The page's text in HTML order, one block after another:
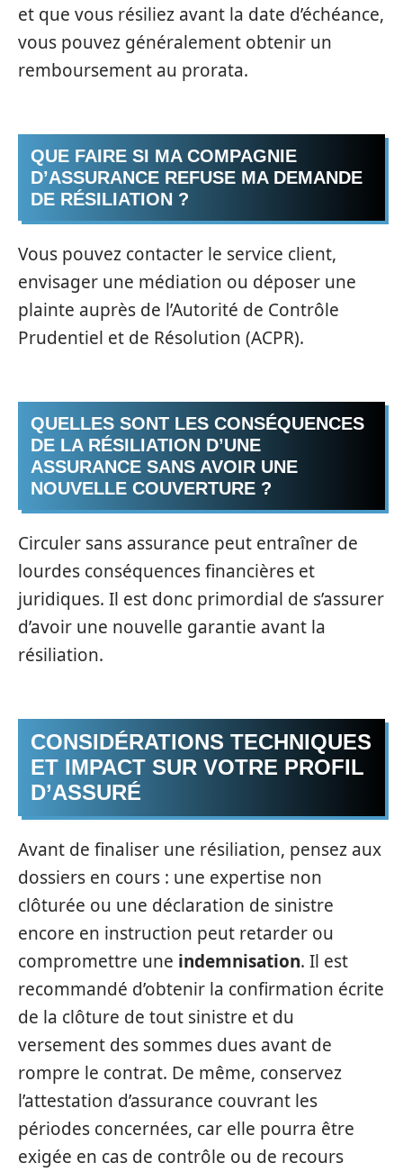
et que vous résiliez avant la date d’échéance,
vous pouvez généralement obtenir un
remboursement au prorata.
QUE FAIRE SI MA COMPAGNIE
D’ASSURANCE REFUSE MA DEMANDE
DE RÉSILIATION ?
Vous pouvez contacter le service client,
envisager une médiation ou déposer une
plainte auprès de l’Autorité de Contrôle
Prudentiel et de Résolution (ACPR).
QUELLES SONT LES CONSÉQUENCES
DE LA RÉSILIATION D’UNE
ASSURANCE SANS AVOIR UNE
NOUVELLE COUVERTURE ?
Circuler sans assurance peut entraîner de
lourdes conséquences financières et
juridiques. Il est donc primordial de s’assurer
d’avoir une nouvelle garantie avant la
résiliation.
CONSIDÉRATIONS TECHNIQUES
ET IMPACT SUR VOTRE PROFIL
D’ASSURÉ
Avant de finaliser une résiliation, pensez aux
dossiers en cours : une expertise non
clôturée ou une déclaration de sinistre
encore en instruction peut retarder ou
compromettre une indemnisation. Il est
recommandé d’obtenir la confirmation écrite
de la clôture de tout sinistre et du
versement des sommes dues avant de
rompre le contrat. De même, conservez
l’attestation d’assurance couvrant les
périodes concernées, car elle pourra être
exigée en cas de contrôle ou de recours